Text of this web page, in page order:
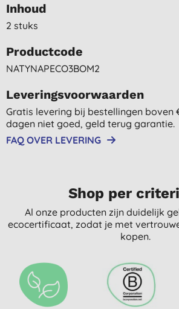
Inhoud
2 stuks
Productcode
NATYNAPECO3BOM2
Leveringsvoorwaarden
Gratis levering bij bestellingen boven
dagen niet goed, geld terug garantie.
FAQ OVER LEVERING
Shop per
Al onze producten zijn duidelijk
ecocertificaat, zodat je met
kopen.